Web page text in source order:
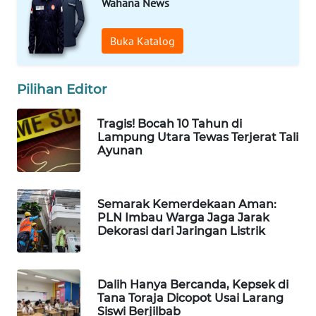
Buka Katalog
Pilihan Editor
Tragis! Bocah 10 Tahun di
Lampung Utara Tewas Terjerat Tali
Ayunan
Semarak Kemerdekaan Aman:
PLN Imbau Warga Jaga Jarak
Dekorasi dari Jaringan Listrik
Dalih Hanya Bercanda, Kepsek di
Tana Toraja Dicopot Usai Larang
Siswi Berjilbab
WAHANA
SPORT
UMKM
WAHANA
SELEB
WAHANA
PERSONA
WAHANA
OTOMOTIF
WAHANA
HEALTH